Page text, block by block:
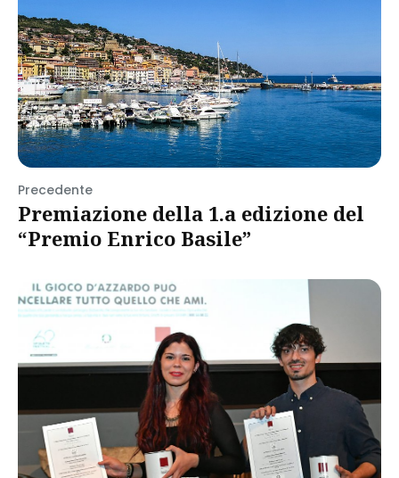
Precedente
Premiazione della 1.a edizione del
“Premio Enrico Basile”